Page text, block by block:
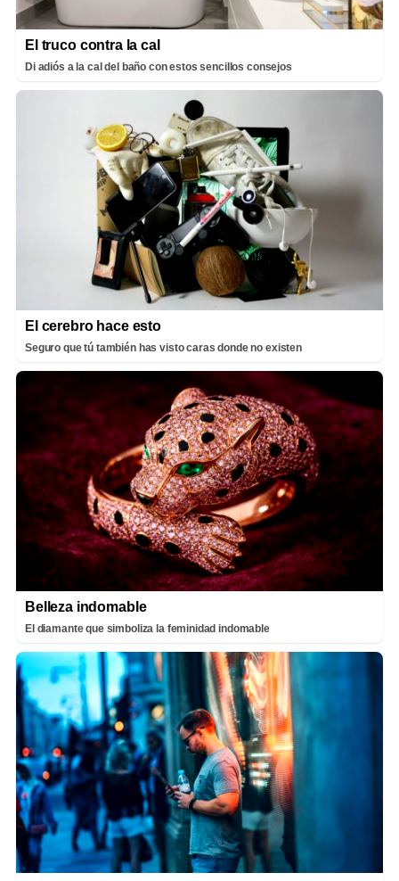
El truco contra la cal
Di adiós a la cal del baño con estos sencillos consejos
El cerebro hace esto
Seguro que tú también has visto caras donde no existen
Belleza indomable
El diamante que simboliza la feminidad indomable